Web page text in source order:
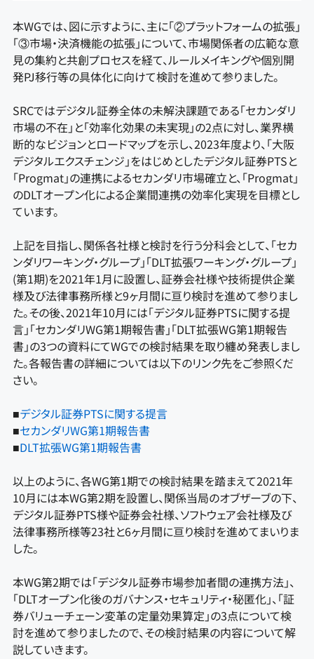
本WGでは、図に示すように、主に「②プラットフォームの拡張」
「③市場・決済機能の拡張」について、市場関係者の広範な意
見の集約と共創プロセスを経て、ルールメイキングや個別開
発PJ移行等の具体化に向けて検討を進めて参りました。
SRCではデジタル証券全体の未解決課題である「セカンダリ
市場の不在」と「効率化効果の未実現」の2点に対し、業界横
断的なビジョンとロードマップを示し、2023年度より、「大阪
デジタルエクスチェンジ」をはじめとしたデジタル証券PTSと
「Progmat」の連携によるセカンダリ市場確立と、「Progmat」
のDLTオープン化による企業間連携の効率化実現を目標とし
ています。
上記を目指し、関係各社様と検討を行う分科会として、「セカ
ンダリワーキング・グループ」「DLT拡張ワーキング・グループ」
(第1期)を2021年1月に設置し、証券会社様や技術提供企業
様及び法律事務所様と9ヶ月間に亘り検討を進めて参りまし
た。その後、2021年10月には「デジタル証券PTSに関する提
言」「セカンダリWG第1期報告書」「DLT拡張WG第1期報告
書」の3つの資料にてWGでの検討結果を取り纏め発表しまし
た。各報告書の詳細については以下のリンク先をご参照くだ
さい。
■デジタル証券PTSに関する提言
■セカンダリWG第1期報告書
■DLT拡張WG第1期報告書
以上のように、各WG第1期での検討結果を踏まえて2021年
10月には本WG第2期を設置し、関係当局のオブザーブの下、
デジタル証券PTS様や証券会社様、ソフトウェア会社様及び
法律事務所様等23社と6ヶ月間に亘り検討を進めてまいりま
した。
本WG第2期では「デジタル証券市場参加者間の連携方法」、
「DLTオープン化後のガバナンス・セキュリティ・秘匿化」、「証
券バリューチェーン変革の定量効果算定」の3点について検
討を進めて参りましたので、その検討結果の内容について解
説していきます。